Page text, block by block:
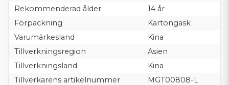
Rekommenderad ålder
14 år
Förpackning
Kartongask
Varumärkesland
Kina
Tillverkningsregion
Asien
Tillverkningsland
Kina
Tillverkarens artikelnummer
MGT00808-L